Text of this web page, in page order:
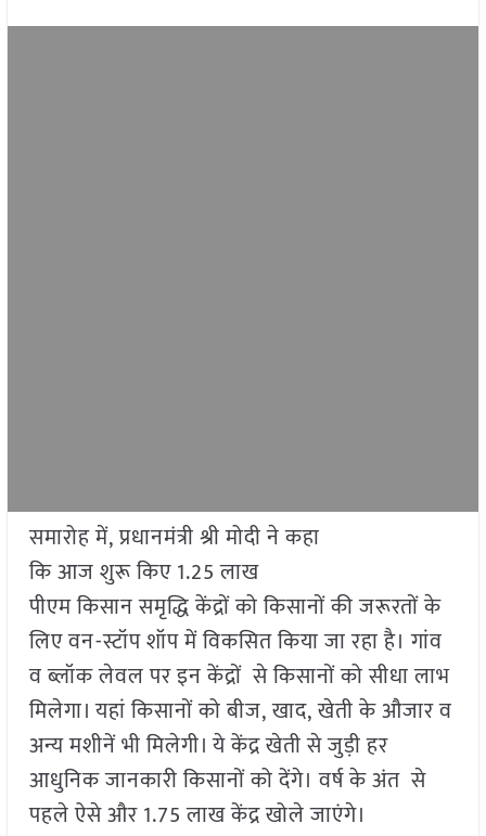
समारोह में, प्रधानमंत्री श्री मोदी ने कहा
कि आज शुरू किए 1.25 लाख
पीएम किसान समृद्धि केंद्रों को किसानों की जरूरतों के
लिए वन-स्टॉप शॉप में विकसित किया जा रहा है। गांव
व ब्लॉक लेवल पर इन केंद्रों से किसानों को सीधा लाभ
मिलेगा। यहां किसानों को बीज, खाद, खेती के औजार व
अन्य मशीनें भी मिलेगी। ये केंद्र खेती से जुड़ी हर
आधुनिक जानकारी किसानों को देंगे। वर्ष के अंत से
पहले ऐसे और 1.75 लाख केंद्र खोले जाएंगे।